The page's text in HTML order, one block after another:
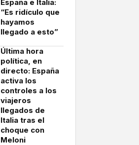
España e Italia:
“Es ridículo que
hayamos
llegado a esto”
Última hora
política, en
directo: España
activa los
controles a los
viajeros
llegados de
Italia tras el
choque con
Meloni